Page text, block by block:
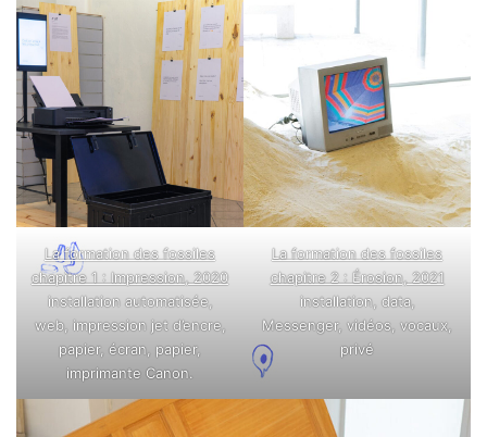
La formation des fossiles
chapitre 1 : Impression, 2020
installation automatisée,
web, impression jet d’encre,
papier, écran, papier,
imprimante Canon.
La formation des fossiles
chapitre 2 : Érosion, 2021
installation, data,
Messenger, vidéos, vocaux,
privé